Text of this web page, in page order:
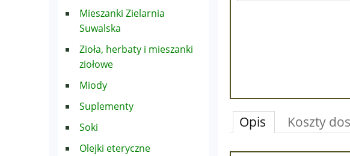
Mieszanki Zielarnia
Suwalska
Zioła, herbaty i mieszanki
ziołowe
Miody
Suplementy
Soki
Olejki eteryczne
Opis Koszty